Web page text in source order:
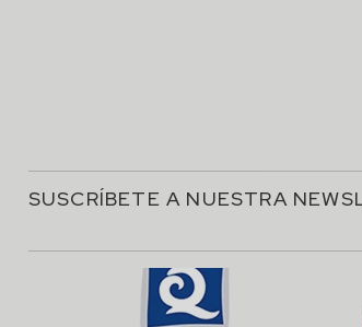
SUSCRÍBETE A NUESTRA